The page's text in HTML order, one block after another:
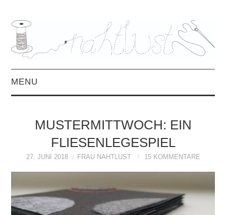
MENU
MITTWOCHSMIX &
FREEBOOKS &
MUSTERMITTWOCH: EIN
FLIESENLEGESPIEL
27. JUNI 2018 FRAU NAHTLUST 15 KOMMENTARE